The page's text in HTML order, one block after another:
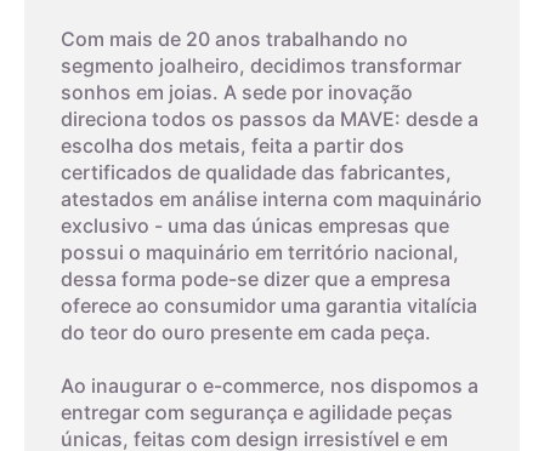
Com mais de 20 anos trabalhando no
segmento joalheiro, decidimos transformar
sonhos em joias. A sede por inovação
direciona todos os passos da MAVE: desde a
escolha dos metais, feita a partir dos
certificados de qualidade das fabricantes,
atestados em análise interna com maquinário
exclusivo - uma das únicas empresas que
possui o maquinário em território nacional,
dessa forma pode-se dizer que a empresa
oferece ao consumidor uma garantia vitalícia
do teor do ouro presente em cada peça.
Ao inaugurar o e-commerce, nos dispomos a
entregar com segurança e agilidade peças
únicas, feitas com design irresistível e em